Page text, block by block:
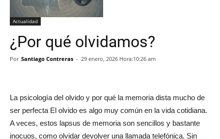
Actualidad
¿Por qué olvidamos?
Por Santiago Contreras - 29 enero, 2026 Hora:10:26 am
La psicología del olvido y por qué la memoria dista mucho de
ser perfecta El olvido es algo muy común en la vida cotidiana.
A veces, estos lapsus de memoria son sencillos y bastante
inocuos, como olvidar devolver una llamada telefónica. Sin